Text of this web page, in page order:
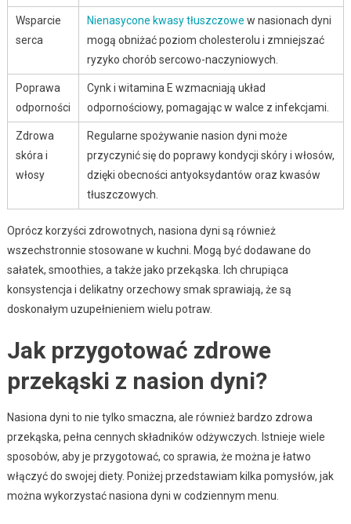
Wsparcie
serca
Nienasycone kwasy tłuszczowe w nasionach dyni
mogą obniżać poziom cholesterolu i zmniejszać
ryzyko chorób sercowo-naczyniowych.
Poprawa
odporności
Cynk i witamina E wzmacniają układ
odpornościowy, pomagając w walce z infekcjami.
Zdrowa
skóra i
włosy
Regularne spożywanie nasion dyni może
przyczynić się do poprawy kondycji skóry i włosów,
dzięki obecności antyoksydantów oraz kwasów
tłuszczowych.
Oprócz korzyści zdrowotnych, nasiona dyni są również
wszechstronnie stosowane w kuchni. Mogą być dodawane do
sałatek, smoothies, a także jako przekąska. Ich chrupiąca
konsystencja i delikatny orzechowy smak sprawiają, że są
doskonałym uzupełnieniem wielu potraw.
Jak przygotować zdrowe
przekąski z nasion dyni?
Nasiona dyni to nie tylko smaczna, ale również bardzo zdrowa
przekąska, pełna cennych składników odżywczych. Istnieje wiele
sposobów, aby je przygotować, co sprawia, że można je łatwo
włączyć do swojej diety. Poniżej przedstawiam kilka pomysłów, jak
można wykorzystać nasiona dyni w codziennym menu.